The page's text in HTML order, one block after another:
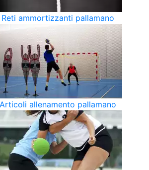
Reti ammortizzanti pallamano
Articoli allenamento pallamano